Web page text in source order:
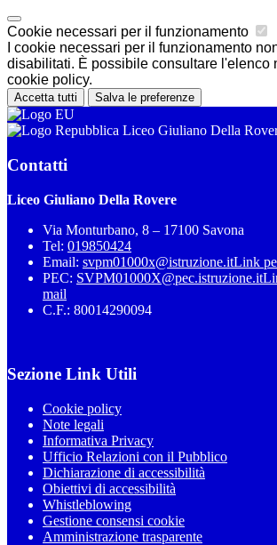
Cookie necessari per il funzionamento
I cookie necessari per il funzionamento
disabilitati. È possibile consultare l'elenco
cookie policy.
Accetta tutti Salva le preferenze
Liceo Giuliano Della
Contatti
Liceo Giuliano Della Rovere
Via Monturbano, 8 – 17100 Savona
Tel: 019850424
Email: svpm01000x@istruzione.itLink
PEC: SVPM01000X@pec.istruzione.it
mail
C.F.: 80014290094
Sezione Link Utili
Cookie policy
Note legali
Informativa Privacy
Ufficio Relazioni con il Pubblico
Dichiarazione di accessibilità
Obiettivi di accessibilità
Whistleblowing
Gestione consensi cookie
Amministrazione trasparente